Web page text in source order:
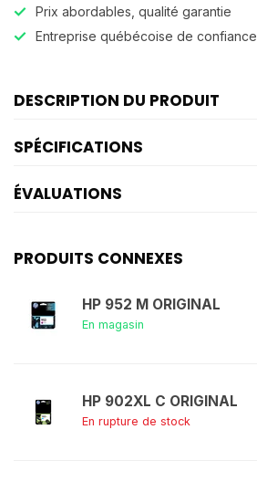
Prix abordables, qualité garantie
Entreprise québécoise de confiance
DESCRIPTION DU PRODUIT
SPÉCIFICATIONS
ÉVALUATIONS
PRODUITS CONNEXES
HP 952 M ORIGINAL
En magasin
HP 902XL C ORIGINAL
En rupture de stock